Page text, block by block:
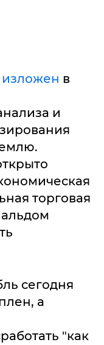
изложен в
и
торговая
сегодня
а
"как